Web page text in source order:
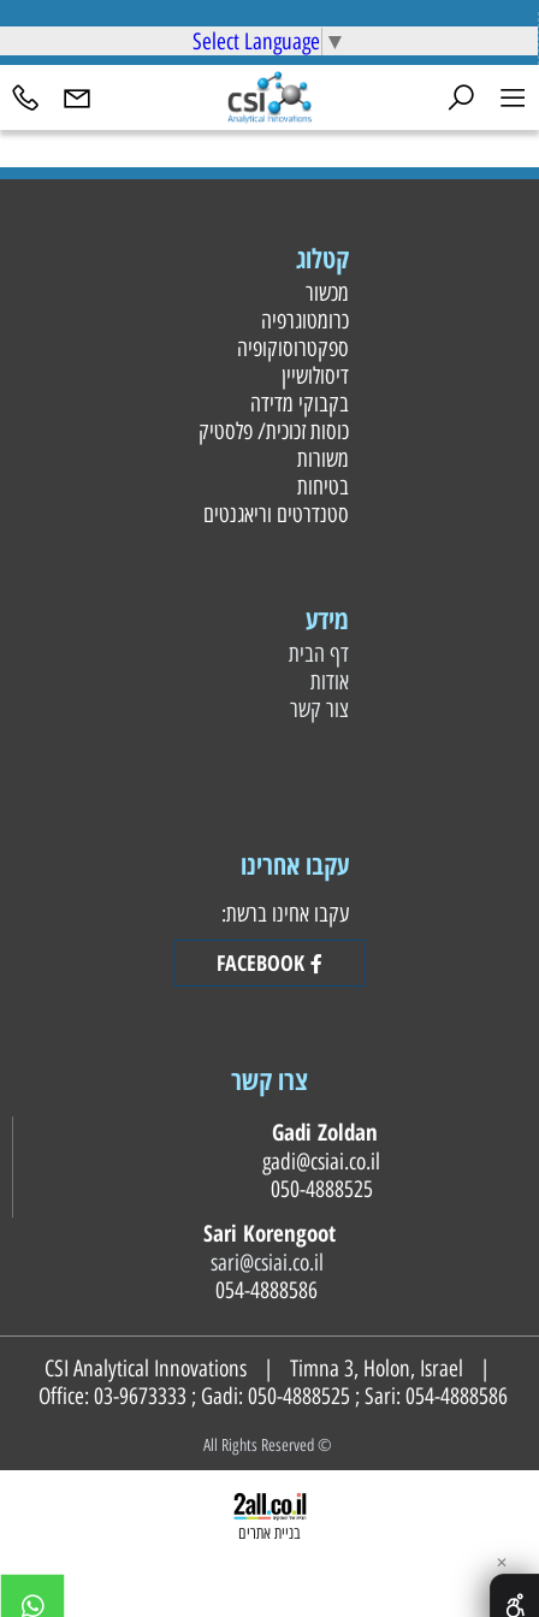
Select Language ▼
קטלוג
מכשור
כרומטוגרפיה
ספקטרוסוקופיה
דיסולושיין
בקבוקי מדידה
כוסות זכוכית/ פלסטיק
משורות
בטיחות
סטנדרטים וריאגנטים
מידע
דף הבית
אודות
צור קשר
עקבו אחרינו
עקבו אחינו ברשת:
FACEBOOK
צרו קשר
Gadi Zoldan
Sari Korengoot
sari@csiai.co.il
CSI Analytical Innovations | Timna 3, Holon, Israel |
Office: 03-9673333 ; Gadi: 050-4888525 ; Sari: 054-4888586
© All Rights Reserved
בניית אתרים
✕